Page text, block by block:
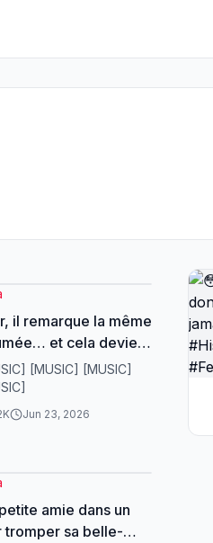
il remarque la même
et cela devient
inattendue 🌙😳
#Mystere
[MUSIC] [MUSIC]
Jun 23, 2026
amie dans un
tromper sa belle-